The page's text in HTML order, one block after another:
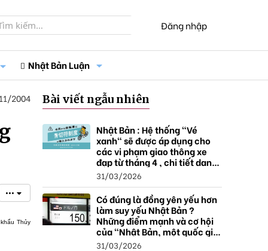
Đăng nhập
Nhật Bản Luận
2004
•••
Thủy
Bài viết ngẫu nhiên
Nhật Bản : Hệ thống "Vé
xanh" sẽ được áp dụng cho
các vi phạm giao thông xe
đạp từ tháng 4 , chi tiết danh
sách và mức xử phạt.
31/03/2026
Có đúng là đồng yên yếu hơn
làm suy yếu Nhật Bản ?
Những điểm mạnh và cơ hội
của "Nhật Bản, một quốc gia
thặng dư".
31/03/2026